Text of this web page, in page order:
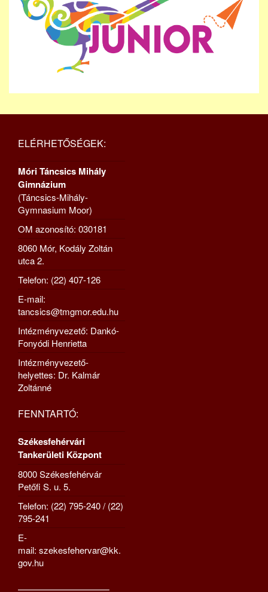
ELÉRHETŐSÉGEK:
Móri Táncsics Mihály
Gimnázium
(Táncsics-Mihály-
Gymnasium Moor)
OM azonosító: 030181
8060 Mór, Kodály Zoltán
utca 2.
Telefon: (22) 407-126
E-mail:
tancsics@tmgmor.edu.hu
Intézményvezető: Dankó-
Fonyódi Henrietta
Intézményvezető-
helyettes: Dr. Kalmár
Zoltánné
FENNTARTÓ:
Székesfehérvári
Tankerületi Központ
8000 Székesfehérvár
Petőfi S. u. 5.
Telefon: (22) 795-240 / (22)
795-241
E-
mail: szekesfehervar@kk.
gov.hu
—————————–